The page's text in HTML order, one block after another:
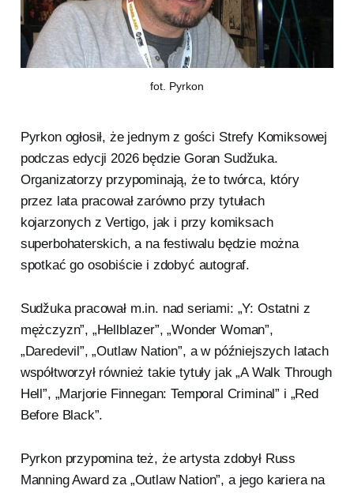
fot. Pyrkon
Pyrkon ogłosił, że jednym z gości Strefy Komiksowej
podczas edycji 2026 będzie Goran Sudžuka.
Organizatorzy przypominają, że to twórca, który
przez lata pracował zarówno przy tytułach
kojarzonych z Vertigo, jak i przy komiksach
superbohaterskich, a na festiwalu będzie można
spotkać go osobiście i zdobyć autograf.
Sudžuka pracował m.in. nad seriami: „Y: Ostatni z
mężczyzn”, „Hellblazer”, „Wonder Woman”,
„Daredevil”, „Outlaw Nation”, a w późniejszych latach
współtworzył również takie tytuły jak „A Walk Through
Hell”, „Marjorie Finnegan: Temporal Criminal” i „Red
Before Black”.
Pyrkon przypomina też, że artysta zdobył Russ
Manning Award za „Outlaw Nation”, a jego kariera na